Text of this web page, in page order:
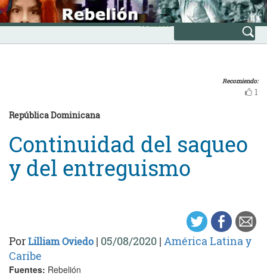
Skip
to
content
INICIO
Avanzada
Recomiendo:
1
República Dominicana
Continuidad del saqueo
y del entreguismo
PorLilliam Oviedo | 05/08/2020 | América Latina y
Caribe
Fuentes: Rebelión